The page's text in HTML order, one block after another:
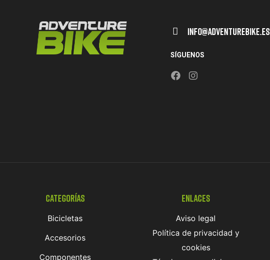
Info@adventurebike.es
SÍGUENOS
Categorías
Bicicletas
Accesorios
Componentes
Enlaces
Aviso legal
Política de privacidad y
cookies